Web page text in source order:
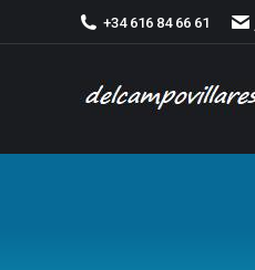
+34 616 84 66 61